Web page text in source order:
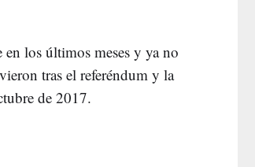
los últimos meses y ya no
tras el referéndum y la
de 2017.